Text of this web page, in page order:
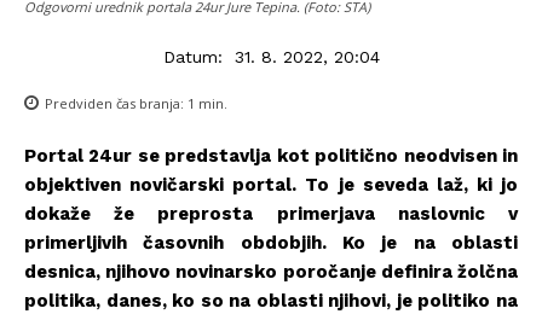
Odgovorni urednik portala 24ur Jure Tepina. (Foto: STA)
Datum: 31. 8. 2022, 20:04
Predviden čas branja: 1 min.
Portal 24ur se predstavlja kot politično neodvisen in
objektiven novičarski portal. To je seveda laž, ki jo
dokaže že preprosta primerjava naslovnic v
primerljivih časovnih obdobjih. Ko je na oblasti
desnica, njihovo novinarsko poročanje definira žolčna
politika, danes, ko so na oblasti njihovi, je politiko na